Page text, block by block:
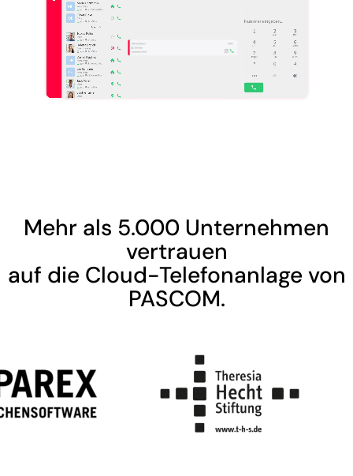
Mehr als 5.000 Unternehmen
vertrauen
auf die Cloud-Telefonanlage von
PASCOM.